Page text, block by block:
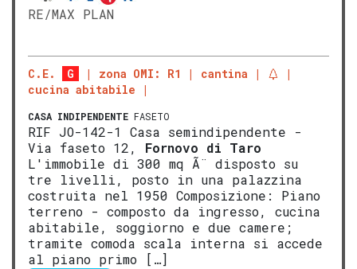
RE/MAX PLAN
C.E. G zona OMI: R1
cantina
cucina abitabile
CASA INDIPENDENTE FASETO
RIF JO-142-1 Casa semindipendente -
Via faseto 12, Fornovo di Taro
L'immobile di 300 mq Ã¨ disposto su
tre livelli, posto in una palazzina
costruita nel 1950 Composizione: Piano
terreno - composto da ingresso, cucina
abitabile, soggiorno e due camere;
tramite comoda scala interna si accede
al piano primo […]